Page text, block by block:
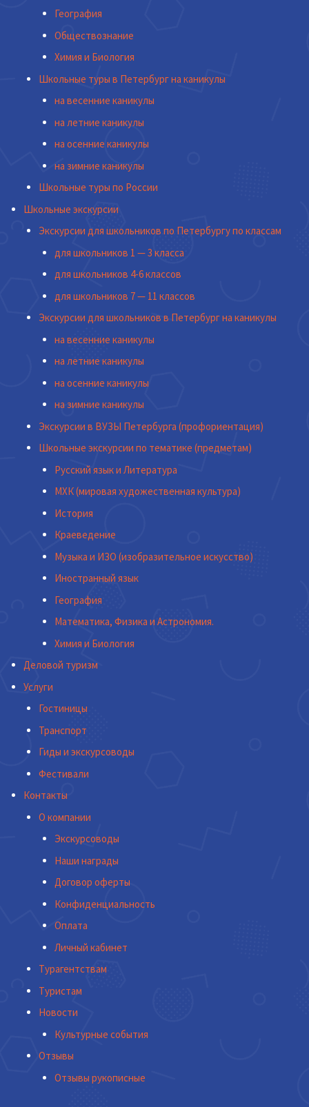
География
Обществознание
Химия и Биология
Школьные туры в Петербург на каникулы
на весенние каникулы
на летние каникулы
на осенние каникулы
на зимние каникулы
Школьные туры по России
Школьные экскурсии
Экскурсии для школьников по Петербургу по классам
для школьников 1 — 3 класса
для школьников 4-6 классов
для школьников 7 — 11 классов
Экскурсии для школьников в Петербург на каникулы
на весенние каникулы
на летние каникулы
на осенние каникулы
на зимние каникулы
Экскурсии в ВУЗЫ Петербурга (профориентация)
Школьные экскурсии по тематике (предметам)
Русский язык и Литература
МХК (мировая художественная культура)
История
Краеведение
Музыка и ИЗО (изобразительное искусство)
Иностранный язык
География
Математика, Физика и Астрономия.
Химия и Биология
Деловой туризм
Услуги
Гостиницы
Транспорт
Гиды и экскурсоводы
Фестивали
Контакты
О компании
Экскурсоводы
Наши награды
Договор оферты
Конфиденциальность
Оплата
Личный кабинет
Турагентствам
Туристам
Новости
Культурные события
Отзывы
Отзывы рукописные